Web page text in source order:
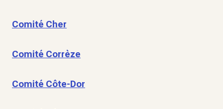
Comité Cher
Comité Corrèze
Comité Côte-Dor